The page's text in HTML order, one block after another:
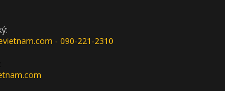
- 090-221-2310